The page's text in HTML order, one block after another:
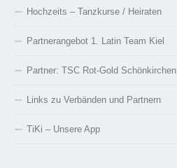
Hochzeits – Tanzkurse / Heiraten
Partnerangebot 1. Latin Team Kiel
Partner: TSC Rot-Gold Schönkirchen
Links zu Verbänden und Partnern
TiKi – Unsere App